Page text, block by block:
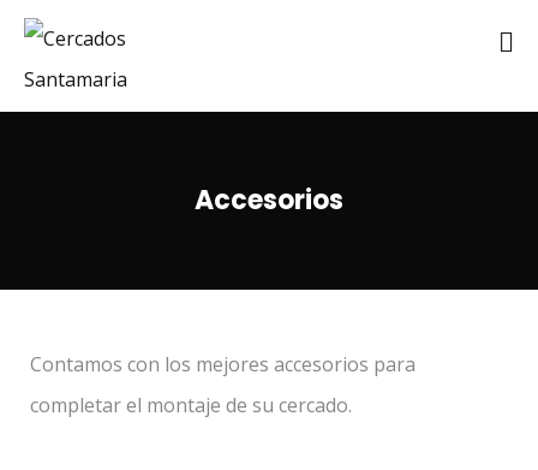
Accesorios
Contamos con los mejores accesorios para
completar el montaje de su cercado.